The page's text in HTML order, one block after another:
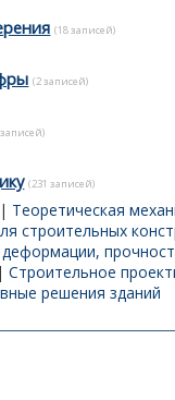
(18 записей)
(2 записей)
(231 записей)
| Теоретическая
строительных
|Строительное
решения зданий